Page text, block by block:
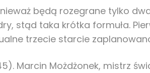
będą rozegrane tylko
stąd taka krótka formuła.
trzecie starcie
Marcin Możdżonek, mistrz